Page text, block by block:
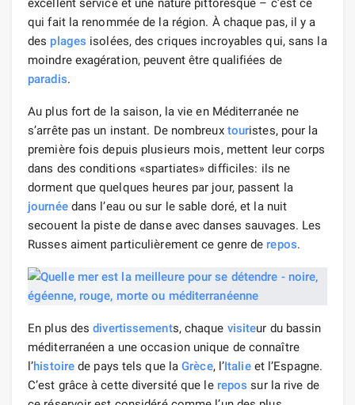
excellent service et une nature pittoresque – c’est ce
qui fait la renommée de la région. À chaque pas, il y a
des plages isolées, des criques incroyables qui, sans la
moindre exagération, peuvent être qualifiées de
paradis.
Au plus fort de la saison, la vie en Méditerranée ne
s’arrête pas un instant. De nombreux touristes, pour la
première fois depuis plusieurs mois, mettent leur corps
dans des conditions «spartiates» difficiles: ils ne
dorment que quelques heures par jour, passent la
journéedans l’eau ou sur le sable doré, et la nuit
secouent la piste de danse avec danses sauvages. Les
Russes aiment particulièrement ce genre de repos.
En plus desdivertissements, chaque visiteur du bassin
méditerranéen a une occasion unique de connaître
l’histoire de pays tels que laGrèce, l’Italieet l’Espagne.
C’est grâce à cette diversité que le repos sur la rive de